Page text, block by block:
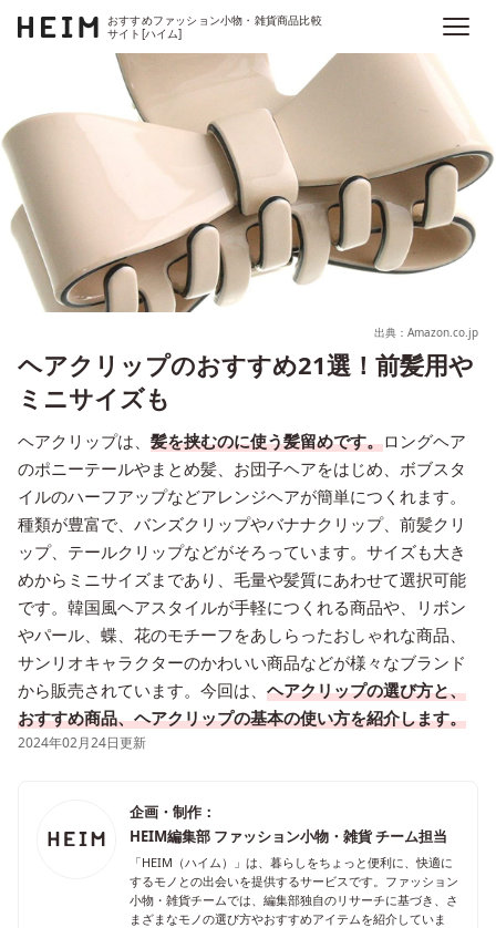
おすすめファッション小物・雑貨商品比較
サイト[ハイム]
出典：Amazon.co.jp
ヘアクリップのおすすめ21選！前髪用や
ミニサイズも
ヘアクリップは、 髪を挟むのに使う髪留めです。ロングヘア
のポニーテールやまとめ髪、お団子ヘアをはじめ、ボブスタ
イルのハーフアップなどアレンジヘアが簡単につくれます。
種類が豊富で、バンズクリップやバナナクリップ、前髪クリ
ップ、テールクリップなどがそろっています。サイズも大き
めからミニサイズまであり、毛量や髪質にあわせて選択可能
です。韓国風ヘアスタイルが手軽につくれる商品や、リボン
やパール、蝶、花のモチーフをあしらったおしゃれな商品、
サンリオキャラクターのかわいい商品などが様々なブランド
から販売されています。今回は、 ヘアクリップの選び方と、
おすすめ商品、ヘアクリップの基本の使い方を紹介します。
2024年02月24日更新
企画・制作：
HEIM編集部 ファッション小物・雑貨 チーム担当
「HEIM（ハイム）」は、暮らしをちょっと便利に、快適に
するモノとの出会いを提供するサービスです。ファッション
小物・雑貨チームでは、編集部独自のリサーチに基づき、さ
まざまなモノの選び方やおすすめアイテムを紹介していま